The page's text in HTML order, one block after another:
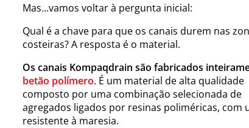
Mas...vamos voltar à pergunta inicial:
Qual é a chave para que os canais durem nas
costeiras? A resposta é o material.
Os canais Kompaqdrain são fabricados
betão polímero. É um material de alta qualidade
composto por uma combinação selecionada de
agregados ligados por resinas poliméricas,
resistente à maresia.